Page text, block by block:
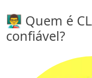
👨‍🏫 Quem é
confiável?